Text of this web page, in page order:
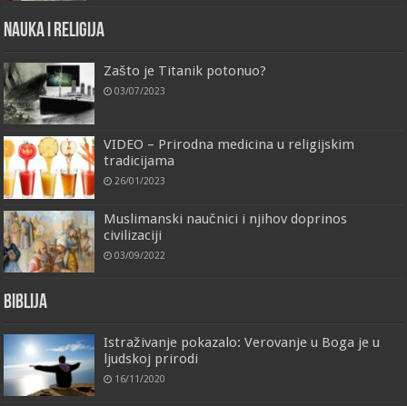
Nauka i religija
Zašto je Titanik potonuo?
03/07/2023
VIDEO – Prirodna medicina u religijskim
tradicijama
26/01/2023
Muslimanski naučnici i njihov doprinos
civilizaciji
03/09/2022
Biblija
Istraživanje pokazalo: Verovanje u Boga je u
ljudskoj prirodi
16/11/2020